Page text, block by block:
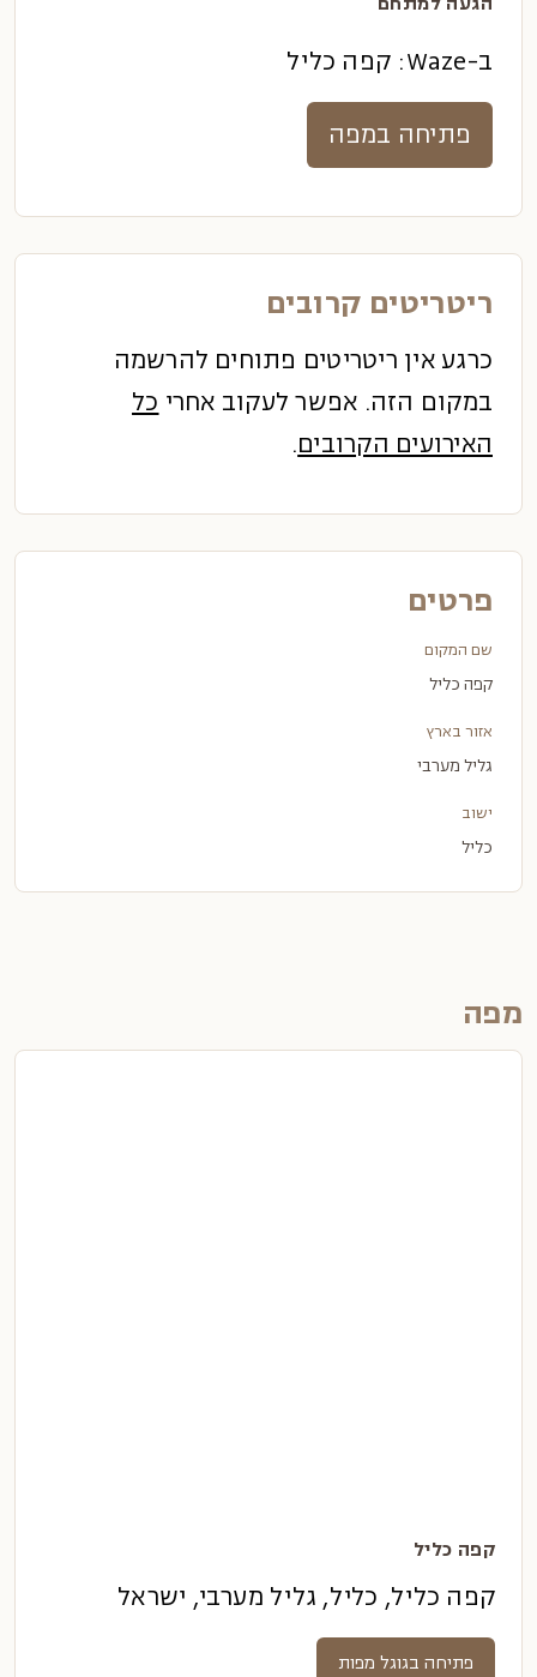
ב-Waze: קפה כליל
פתיחה במפה
ריטריטים קרובים
כרגע אין ריטריטים פתוחים להרשמה
במקום הזה. אפשר לעקוב אחרי כל
האירועים הקרובים.
פרטים
שם המקום
קפה כליל
אזור בארץ
גליל מערבי
ישוב
כליל
מפה
קפה כליל
קפה כליל, כליל, גליל מערבי, ישראל
פתיחה בגוגל מפות